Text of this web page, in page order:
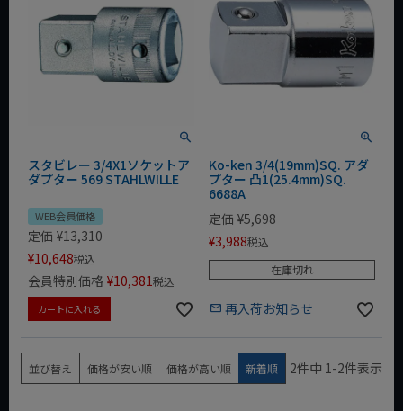
スタビレー 3/4X1ソケットア
ダプター 569 STAHLWILLE
WEB会員価格
定価 ¥13,310
¥10,648税込
会員特別価格 ¥10,381税込
カートに入れる
Ko-ken 3/4(19mm)SQ. アダ
プター 凸1(25.4mm)SQ.
6688A
定価 ¥5,698
¥3,988税込
在庫切れ
再入荷お知らせ
並び替え 価格が安い順 価格が高い順 新着順 2件中 1-2件表示